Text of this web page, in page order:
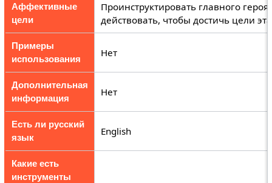
Аффективные
цели
Проинструктировать главного героя
действовать, чтобы достичь цели
Примеры
использования
Нет
Дополнительная
информация
Нет
Есть ли русский
язык
English
Какие есть
инструменты